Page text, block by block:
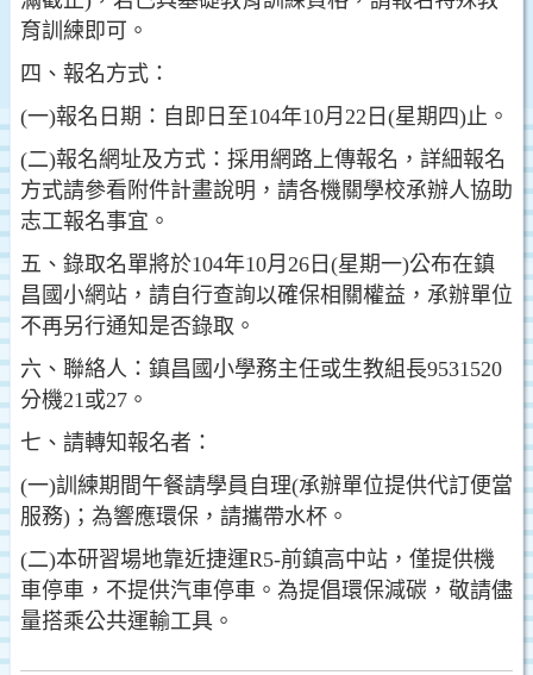
育訓練即可。
四、報名方式：
(一)報名日期：自即日至104年10月22日(星期四)止。
(二)報名網址及方式：採用網路上傳報名，詳細報名
方式請參看附件計畫說明，請各機關學校承辦人協助
志工報名事宜。
五、錄取名單將於104年10月26日(星期一)公布在鎮
昌國小網站，請自行查詢以確保相關權益，承辦單位
不再另行通知是否錄取。
六、聯絡人：鎮昌國小學務主任或生教組長9531520
分機21或27。
七、請轉知報名者：
(一)訓練期間午餐請學員自理(承辦單位提供代訂便當
服務)；為響應環保，請攜帶水杯。
(二)本研習場地靠近捷運R5-前鎮高中站，僅提供機
車停車，不提供汽車停車。為提倡環保減碳，敬請儘
量搭乘公共運輸工具。